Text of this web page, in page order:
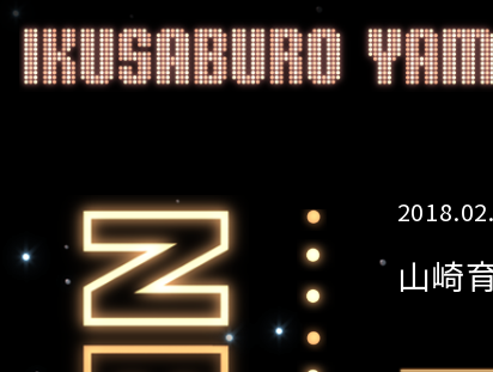
山崎